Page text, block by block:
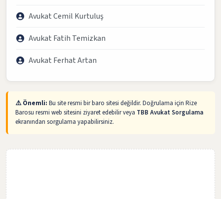
Avukat Cemil Kurtuluş
Avukat Fatih Temizkan
Avukat Ferhat Artan
⚠️ Önemli: Bu site resmi bir baro sitesi değildir. Doğrulama için Rize
Barosu resmi web sitesini ziyaret edebilir veya TBB Avukat Sorgulama
ekranından sorgulama yapabilirsiniz.